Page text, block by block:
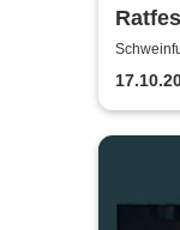
Schubert-